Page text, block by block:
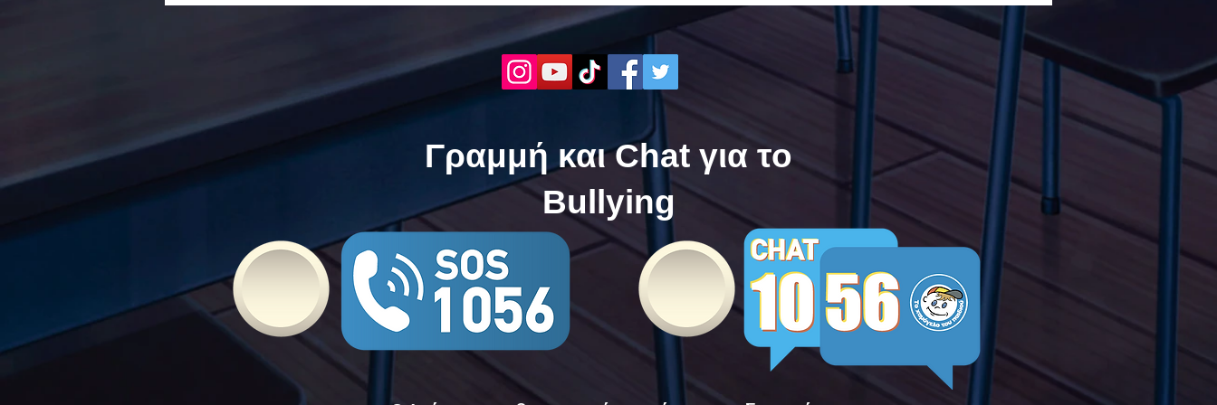
δυνάμεις τους ενάντια στο
Τώρα. Με σύνθημα "Μίλα
Τώρα" όλα τα σχολεία της
Ελλάδας ενώνουν τις
δυνάμεις τους ενάντια στο
| Μίλα Τώρα. Με σύνθημα
"Μίλα Τώρα" όλα τα σχολεία
της Ελλάδας ενώνουν τις
δυνάμεις τους ενάντια στο
Bullying
Γραμμή και Chat για το
Bullying